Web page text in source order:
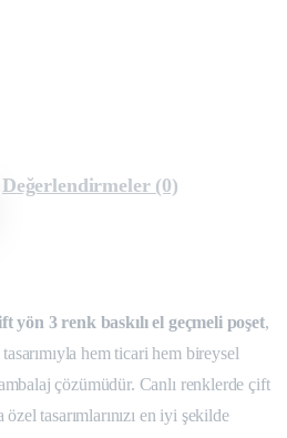
Değerlendirmeler (0)
yön 3 renk baskılı el geçmeli poşet,
hem ticari hem bireysel
çözümüdür. Canlı renklerde çift
özel tasarımlarınızı en iyi şekilde